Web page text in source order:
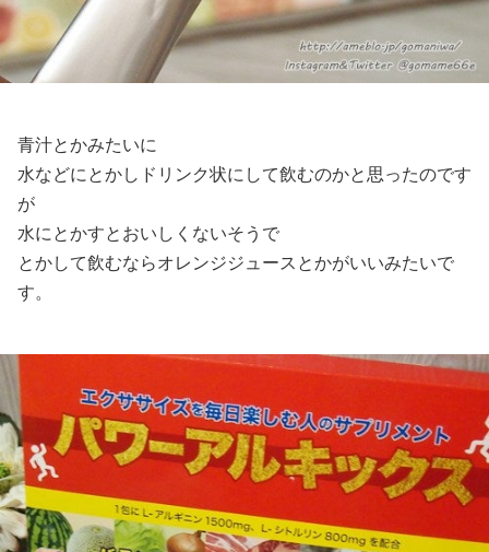
青汁とかみたいに
水などにとかしドリンク状にして飲むのかと思ったのです
が
水にとかすとおいしくないそうで
とかして飲むならオレンジジュースとかがいいみたいで
す。